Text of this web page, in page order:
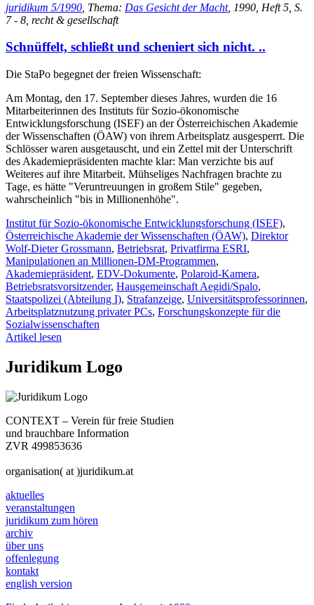
juridikum 5/1990 , Thema: Das Gesicht der Macht, 1990, Heft 5, S.
7 - 8, recht & gesellschaft
Schnüffelt, schließt und scheniert sich nicht. ..
Die StaPo begegnet der freien Wissenschaft:
Am Montag, den 17. September dieses Jahres, wurden die 16
Mitarbeiterinnen des Instituts für Sozio-ökonomische
Entwicklungsforschung (ISEF) an der Österreichischen Akademie
der Wissenschaften (ÖAW) von ihrem Arbeitsplatz ausgesperrt. Die
Schlösser waren ausgetauscht, und ein Zettel mit der Unterschrift
des Akademiepräsidenten machte klar: Man verzichte bis auf
Weiteres auf ihre Mitarbeit. Mühseliges Nachfragen brachte zu
Tage, es hätte "Veruntreuungen in großem Stile" gegeben,
wahrscheinlich "bis in Millionenhöhe".
Institut für Sozio-ökonomische Entwicklungsforschung (ISEF),
Österreichische Akademie der Wissenschaften (ÖAW), Direktor
Wolf-Dieter Grossmann, Betriebsrat, Privatfirma ESRI,
Manipulationen an Millionen-DM-Programmen,
Akademiepräsident, EDV-Dokumente, Polaroid-Kamera,
Betriebsratsvorsitzender, Hausgemeinschaft Aegidi/Spalo,
Staatspolizei (Abteilung I), Strafanzeige, Universitätsprofessorinnen,
Arbeitsplatznutzung privater PCs, Forschungskonzepte für die
Sozialwissenschaften
Artikel lesen
Juridikum Logo
CONTEXT – Verein für freie Studien
und brauchbare Information
ZVR 499853636
organisation( at )juridikum.at
aktuelles
veranstaltungen
juridikum zum hören
archiv
über uns
offenlegung
kontakt
english version